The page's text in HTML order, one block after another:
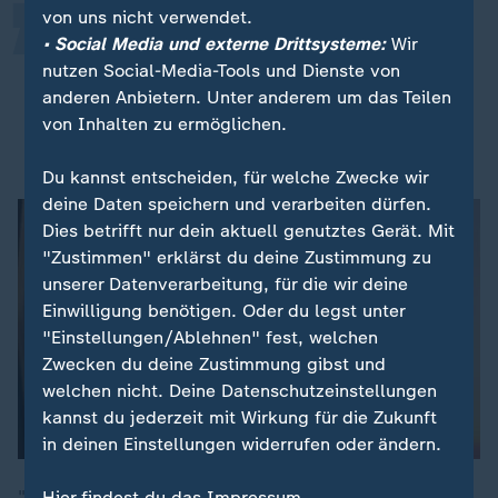
Ich werde während der Zeit des
Mutterschutzes pausieren, Elternzeit
nimmt mein Partner.
von uns nicht verwendet.
• Social Media und externe Drittsysteme:Wir
nutzen Social-Media-Tools und Dienste von
anderen Anbietern. Unter anderem um das Teilen
von Inhalten zu ermöglichen.
Du kannst entscheiden, für welche Zwecke wir
deine Daten speichern und verarbeiten dürfen.
Dies betrifft nur dein aktuell genutztes Gerät. Mit
"Zustimmen" erklärst du deine Zustimmung zu
unserer Datenverarbeitung, für die wir deine
Einwilligung benötigen. Oder du legst unter
"Einstellungen/Ablehnen" fest, welchen
Zwecken du deine Zustimmung gibst und
welchen nicht. Deine Datenschutzeinstellungen
kannst du jederzeit mit Wirkung für die Zukunft
in deinen Einstellungen widerrufen oder ändern.